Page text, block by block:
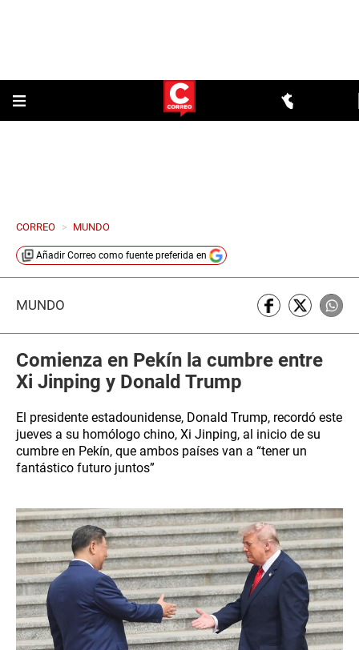
CORREO > MUNDO
Añadir Correo como fuente preferida en
MUNDO
Comienza en Pekín la cumbre entre
Xi Jinping y Donald Trump
El presidente estadounidense, Donald Trump, recordó este
jueves a su homólogo chino, Xi Jinping, al inicio de su
cumbre en Pekín, que ambos países van a “tener un
fantástico futuro juntos”